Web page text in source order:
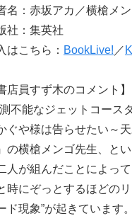
名：赤坂アカ／横槍メ
社：集英社
はこちら： BookLive! ／
店員すず木のコメント】
不能なジェットコース
ぐや様は告らせたい～
の横槍メンゴ先生、と
人が組んだことによっ
時にぞっとするほどの
ド現象”が起きています。